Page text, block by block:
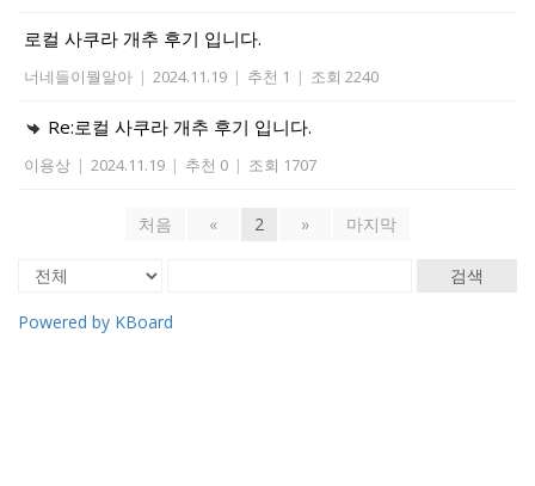
로컬 사쿠라 개추 후기 입니다.
너네들이뭘알아 | 2024.11.19 | 추천 1 | 조회 2240
Re:로컬 사쿠라 개추 후기 입니다.
이용상 | 2024.11.19 | 추천 0 | 조회 1707
처음 « 2 » 마지막
검색
Powered by KBoard